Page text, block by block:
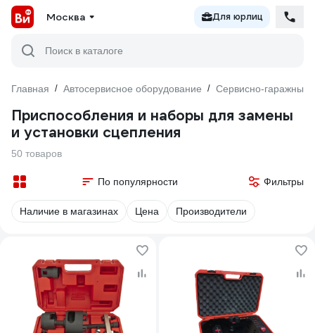
Москва Для юрлиц
Поиск в каталоге
Главная / Автосервисное оборудование / Сервисно-гаражный
Приспособления и наборы для замены
и установки сцепления
50 товаров
По популярности Фильтры
Наличие в магазинах Цена Производители